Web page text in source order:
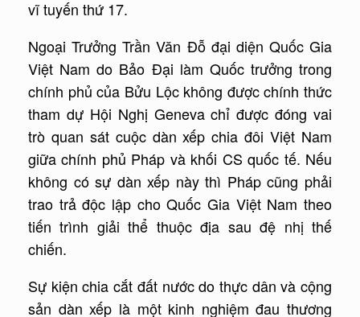
vĩ tuyến thứ 17.
Ngoại Trưởng Trần Văn Đỗ đại diện Quốc Gia
Việt Nam do Bảo Đại làm Quốc trưởng trong
chính phủ của Bửu Lộc không được chính thức
tham dự Hội Nghị Geneva chỉ được đóng vai
trò quan sát cuộc dàn xếp chia đôi Việt Nam
giữa chính phủ Pháp và khối CS quốc tế. Nếu
không có sự dàn xếp này thì Pháp cũng phải
trao trả độc lập cho Quốc Gia Việt Nam theo
tiến trình giải thể thuộc địa sau đệ nhị thế
chiến.
Sự kiện chia cắt đất nước do thực dân và cộng
sản dàn xếp là một kinh nghiệm đau thương